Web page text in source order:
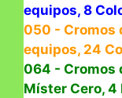
equipos, 8
050 - Cromos
equipos, 24
064 - Cromos
Míster Cero, 4